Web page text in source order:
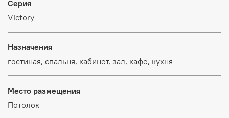
Серия
Victory
Назначения
гостиная, спальня, кабинет, зал, кафе, кухня
Место размещения
Потолок